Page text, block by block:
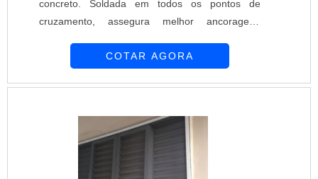
um time de colaboradores proativos e
profissionais treinados para atender com rapidez
e eficácia, garante a melhor experiência para os
clientes com qualidade.Aproveite a visita para
acessar o site e saber mais sobre a empresa, os
contato com um dos nossos consultores e
solicite um orçamento!
concreto. Soldada em todos os pontos de
cruzamento, assegura melhor ancoragem,
excelente controle de fissuramento. Sinônimo de
conquistou uma posição de destaque no
mercado de distribuiç....
COTAR AGORA